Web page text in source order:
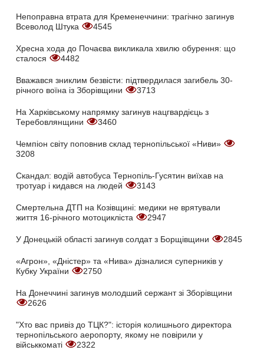
Непоправна втрата для Кременеччини: трагічно загинув
Всеволод Штука
4545
Хресна хода до Почаєва викликала хвилю обурення: що
сталося
4482
Вважався зниклим безвісти: підтвердилася загибель 30-
річного воїна із Зборівщини
3713
На Харківському напрямку загинув нацгвардієць з
Теребовлянщини
3460
Чемпіон світу поповнив склад тернопільської «Ниви»
3208
Скандал: водій автобуса Тернопіль-Гусятин виїхав на
тротуар і кидався на людей
3143
Смертельна ДТП на Козівщині: медики не врятували
життя 16-річного мотоцикліста
2947
У Донецькій області загинув солдат з Борщівщини 2845
«Агрон», «Дністер» та «Нива» дізналися суперників у
Кубку України
2750
На Донеччині загинув молодший сержант зі Зборівщини
2626
"Хто вас привіз до ТЦК?": історія колишнього директора
тернопільського аеропорту, якому не повірили у
військкоматі
2322